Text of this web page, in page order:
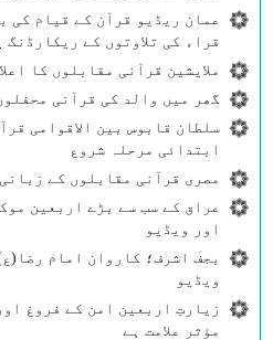
عمان ریڈیو قرآن کے قیام کی
قراء کی تلاوتوں کے ریکارڈنگ
ملایشین قرآنی مقابلوں کا
گھر میں والد کی قرآنی
ابتدائی مرحلہ شروع
مصری قرآنی مقابلوں کے
عراق کے سب سے بڑے اربعین
اور ویڈیو
بجف اشرف؛ کاروان امام
ویڈیو
زیارتِ اربعین امن کے فروغ
مؤثر علامت ہے